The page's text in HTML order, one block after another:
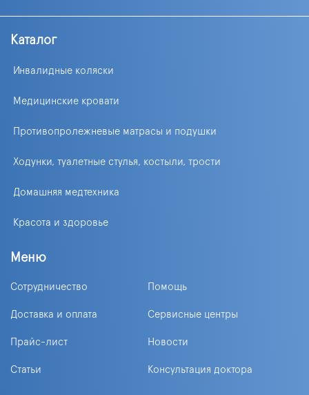
Каталог
Инвалидные коляски
Медицинские кровати
Противопролежневые матрасы и подушки
Ходунки, туалетные стулья, костыли, трости
Домашняя медтехника
Красота и здоровье
Меню
Сотрудничество Помощь
Доставка и оплата Сервисные центры
Прайс-лист Новости
Статьи Консультация доктора